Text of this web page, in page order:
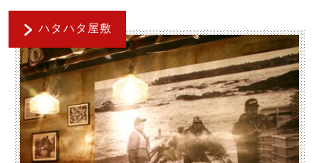
ハタハタ屋敷